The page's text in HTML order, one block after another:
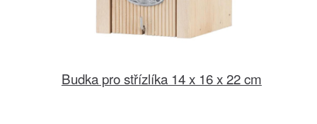
Budka pro střízlíka 14 x 16 x 22 cm